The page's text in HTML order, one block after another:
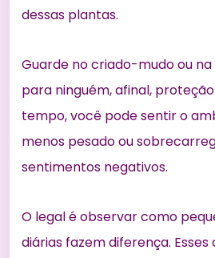
dessas plantas.
Guarde no criado-mudo ou
para ninguém, afinal,
tempo, você pode sentir o
menos pesado ou
sentimentos negativos.
O legal é observar como
diárias fazem diferença.